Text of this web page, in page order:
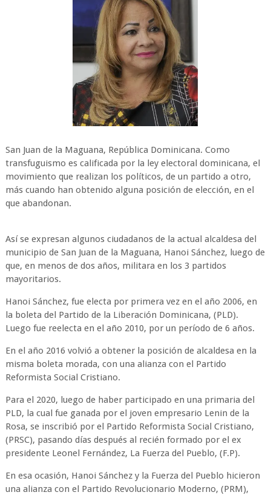
San Juan de la Maguana, República Dominicana. Como
transfuguismo es calificada por la ley electoral dominicana, el
movimiento que realizan los políticos, de un partido a otro,
más cuando han obtenido alguna posición de elección, en el
que abandonan.
Así se expresan algunos ciudadanos de la actual alcaldesa del
municipio de San Juan de la Maguana, Hanoi Sánchez, luego de
que, en menos de dos años, militara en los 3 partidos
mayoritarios.
Hanoi Sánchez, fue electa por primera vez en el año 2006, en
la boleta del Partido de la Liberación Dominicana, (PLD).
Luego fue reelecta en el año 2010, por un período de 6 años.
En el año 2016 volvió a obtener la posición de alcaldesa en la
misma boleta morada, con una alianza con el Partido
Reformista Social Cristiano.
Para el 2020, luego de haber participado en una primaria del
PLD, la cual fue ganada por el joven empresario Lenin de la
Rosa, se inscribió por el Partido Reformista Social Cristiano,
(PRSC), pasando días después al recién formado por el ex
presidente Leonel Fernández, La Fuerza del Pueblo, (F.P).
En esa ocasión, Hanoi Sánchez y la Fuerza del Pueblo hicieron
una alianza con el Partido Revolucionario Moderno, (PRM),